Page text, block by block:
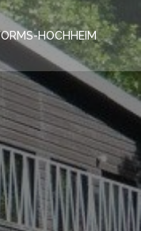
HOCHHEIM